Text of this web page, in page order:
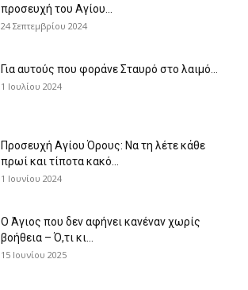
προσευχή του Αγίου...
24 Σεπτεμβρίου 2024
Για αυτούς που φοράνε Σταυρό στο λαιμό…
1 Ιουλίου 2024
Προσευχή Αγίου Όρους: Να τη λέτε κάθε
πρωί και τίποτα κακό...
1 Ιουνίου 2024
Ο Άγιος που δεν αφήνει κανέναν χωρίς
βοήθεια – Ό,τι κι...
15 Ιουνίου 2025